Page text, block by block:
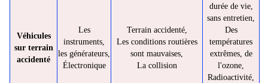
Véhicules
sur terrain
accidenté
Les
instruments,
les générateurs,
Électronique
Terrain accidenté,
Les conditions routières
sont mauvaises,
La collision
durée de vie,
sans entretien,
Des
températures
extrêmes, de
l'ozone,
Radioactivité,